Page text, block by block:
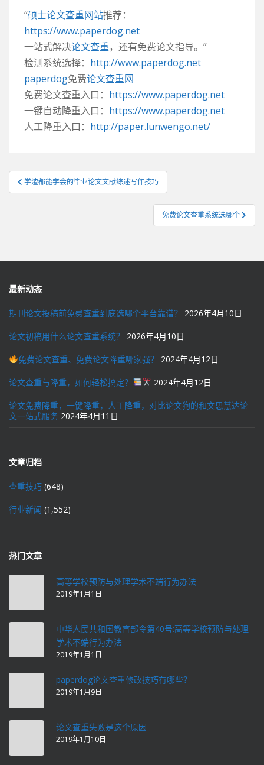
“硕士论文查重网站推荐：
https://www.paperdog.net
一站式解决论文查重，还有免费论文指导。”
检测系统选择： http://www.paperdog.net
paperdog免费论文查重网
免费论文查重入口： https://www.paperdog.net
一键自动降重入口： https://www.paperdog.net
人工降重入口： http://paper.lunwengo.net/
文
章
学渣都能学会的毕业论文文献综述写作技巧
免费论文查重系统选哪个
最新动态
期刊论文投稿前免费查重到底选哪个平台靠谱？ 2026年4月10日
论文初稿用什么论文查重系统？ 2026年4月10日
免费论文查重、免费论文降重哪家强？ 2024年4月12日
论文查重与降重，如何轻松搞定？ 2024年4月12日
论文免费降重，一键降重，人工降重，对比论文狗的和文思慧达论
文一站式服务 2024年4月11日
文章归档
查重技巧 (648)
行业新闻 (1,552)
热门文章
高等学校预防与处理学术不端行为办法
2019年1月1日
中华人民共和国教育部令第40号:高等学校预防与处理
学术不端行为办法
2019年1月1日
paperdog论文查重修改技巧有哪些？
2019年1月9日
论文查重失败是这个原因
2019年1月10日